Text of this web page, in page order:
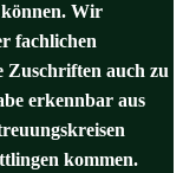
Wir
fachlichen
Zuschriften auch zu
erkennbar aus
kommen.